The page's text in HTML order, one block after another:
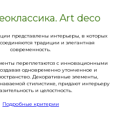
Art deco
представлены интерьеры, в которых
традиции и элегантная
современность.
переплетаются с инновационными
одновременно утонченное и
Декоративные элементы,
стилистике, придают интерьеру
и целостность.
Подробные критерии